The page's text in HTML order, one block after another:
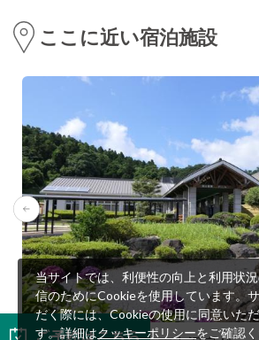
ここに近い宿泊施設
ご予約はこちら
当サイトでは、利便性の向上と利用状
信のためにCookieを使用しています。
だく際には、Cookieの使用に同意いた
す。詳細はクッキーポリシーをご確認く